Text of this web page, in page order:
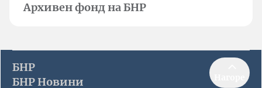
Архивен фонд на БНР
БНР
БНР Новини